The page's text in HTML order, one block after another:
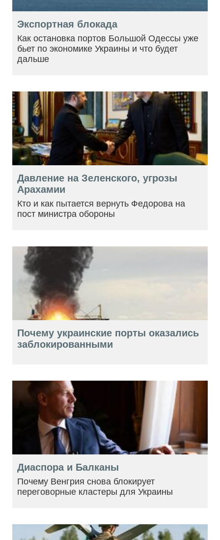
Экспортная блокада
Как остановка портов Большой Одессы уже
бьет по экономике Украины и что будет
дальше
Давление на Зеленского, угрозы
Арахамии
Кто и как пытается вернуть Федорова на
пост министра обороны
Почему украинские порты оказались
заблокированными
Диаспора и Балканы
Почему Венгрия снова блокирует
переговорные кластеры для Украины